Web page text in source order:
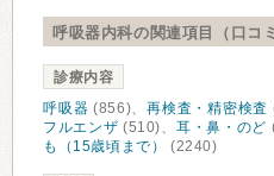
呼吸器内科の関連項目（口コ
診療内容
呼吸器 (856)、再検査・精密検査
フルエンザ (510)、 耳・鼻・のど
も（15歳頃まで）
(2240)